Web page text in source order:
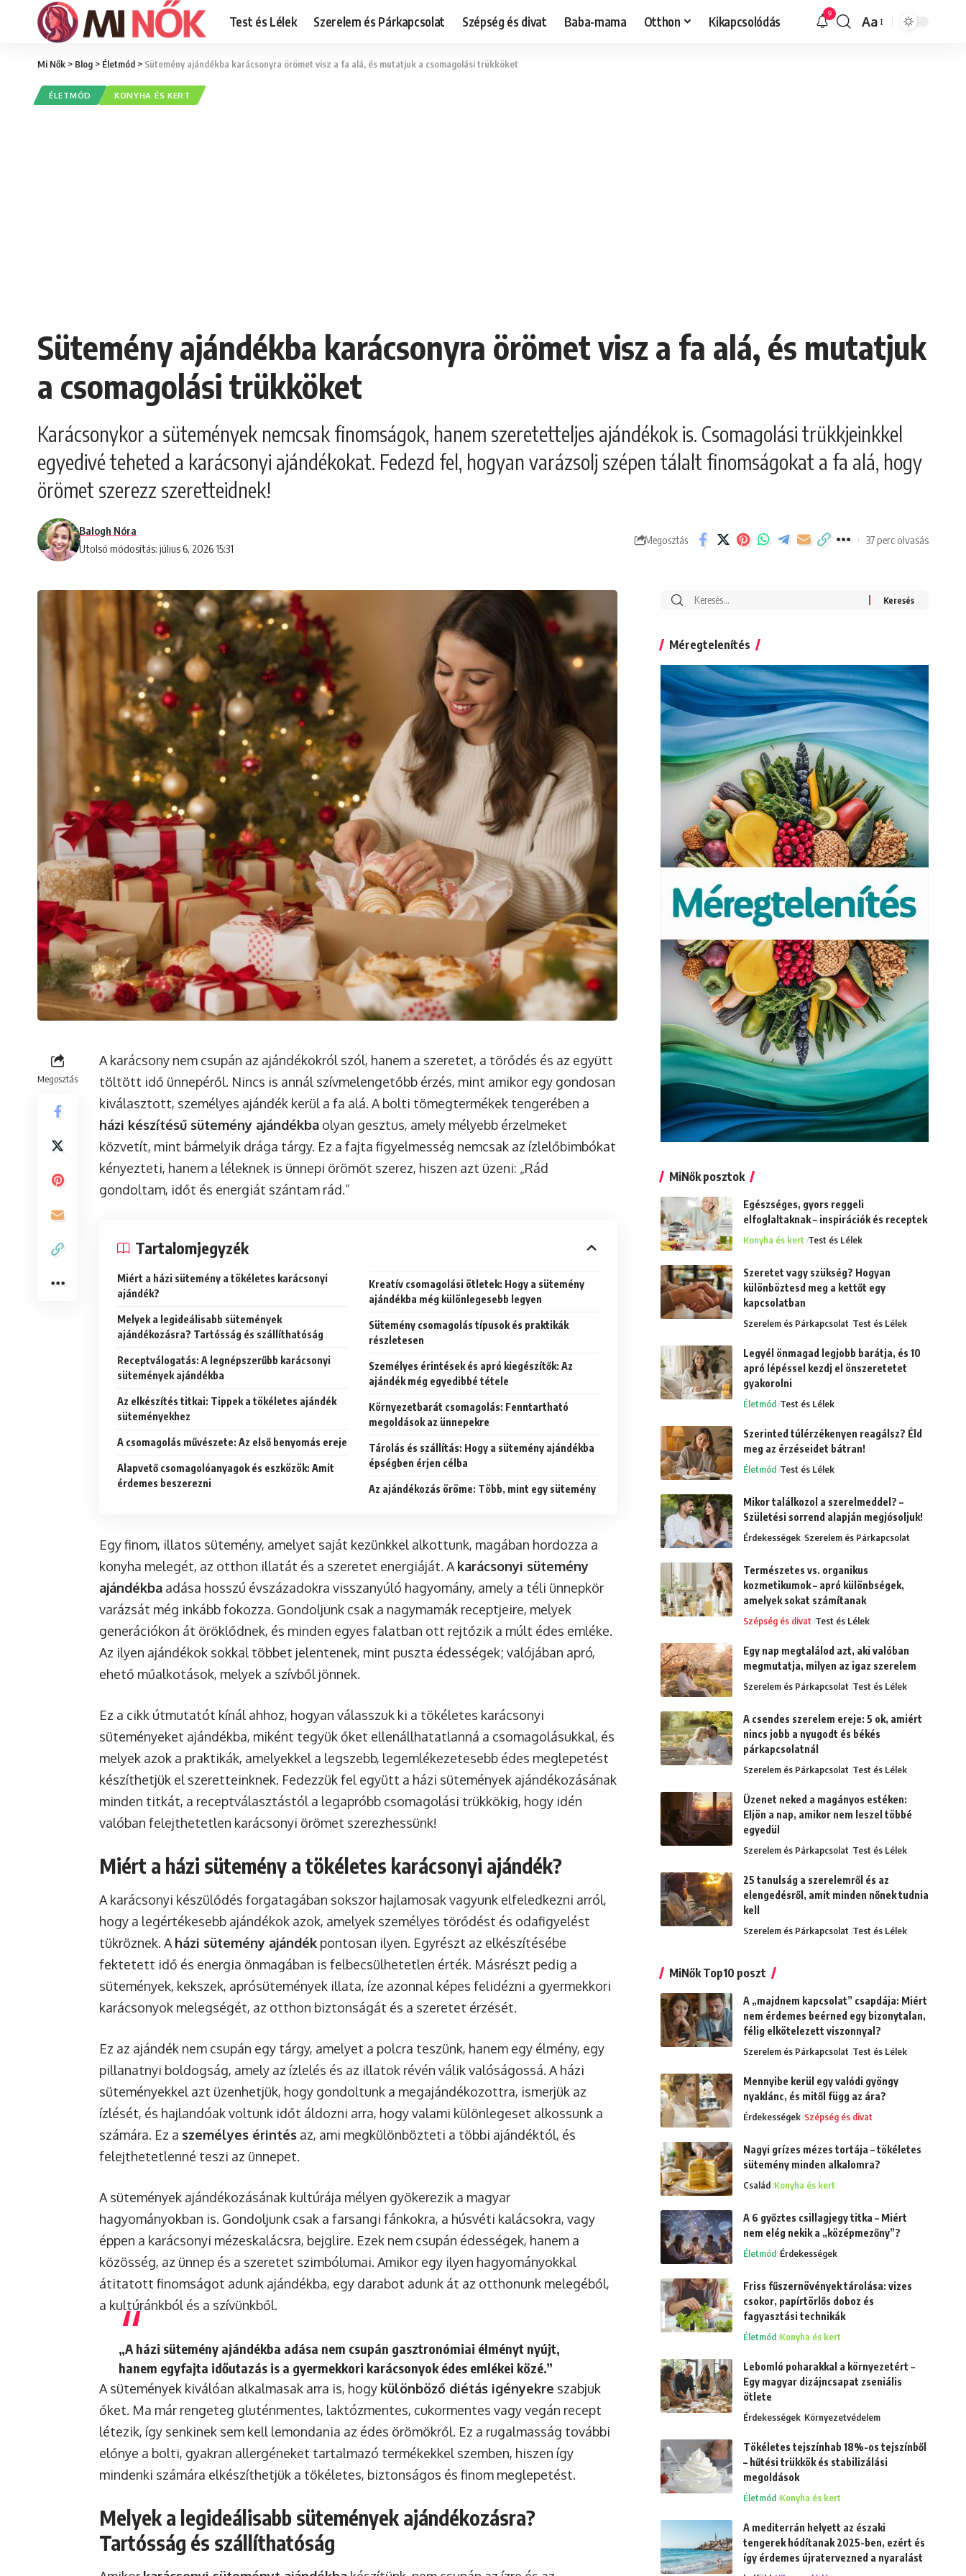
Test és Lélek Szerelem és Párkapcsolat Szépség és divat Baba-mama Otthon Kikapcsolódás 9
Font
Aa
Mi Nők > Blog > Életmód > Sütemény ajándékba karácsonyra örömet visz a fa alá, és mutatjuk a csomagolási trükköket
ÉLETMÓD KONYHA ÉS KERT
Sütemény ajándékba karácsonyra örömet visz a fa alá, és mutatjuk
a csomagolási trükköket
Karácsonykor a sütemények nemcsak finomságok, hanem szeretetteljes ajándékok is. Csomagolási trükkjeinkkel
egyedivé teheted a karácsonyi ajándékokat. Fedezd fel, hogyan varázsolj szépen tálalt finomságokat a fa alá, hogy
örömet szerezz szeretteidnek!
Utolsó módosítás: július 6, 2026 15:31
Balogh Nóra
Megosztás 37 perc olvasás
Megosztás
A karácsony nem csupán az ajándékokról szól, hanem a szeretet, a törődés és az együtt
töltött idő ünnepéről. Nincs is annál szívmelengetőbb érzés, mint amikor egy gondosan
kiválasztott, személyes ajándék kerül a fa alá. A bolti tömegtermékek tengerében a
házi készítésű sütemény ajándékba olyan gesztus, amely mélyebb érzelmeket
közvetít, mint bármelyik drága tárgy. Ez a fajta figyelmesség nemcsak az ízlelőbimbókat
kényezteti, hanem a léleknek is ünnepi örömöt szerez, hiszen azt üzeni: „Rád
gondoltam, időt és energiát szántam rád.”
Tartalomjegyzék
Miért a házi sütemény a tökéletes karácsonyi
ajándék?
Melyek a legideálisabb sütemények
ajándékozásra? Tartósság és szállíthatóság
Receptválogatás: A legnépszerűbb karácsonyi
sütemények ajándékba
Az elkészítés titkai: Tippek a tökéletes ajándék
süteményekhez
A csomagolás művészete: Az első benyomás ereje
Alapvető csomagolóanyagok és eszközök: Amit
érdemes beszerezni
Kreatív csomagolási ötletek: Hogy a sütemény
ajándékba még különlegesebb legyen
Sütemény csomagolás típusok és praktikák
részletesen
Személyes érintések és apró kiegészítők: Az
ajándék még egyedibbé tétele
Környezetbarát csomagolás: Fenntartható
megoldások az ünnepekre
Tárolás és szállítás: Hogy a sütemény ajándékba
épségben érjen célba
Az ajándékozás öröme: Több, mint egy sütemény
Egy finom, illatos sütemény, amelyet saját kezünkkel alkottunk, magában hordozza a
konyha melegét, az otthon illatát és a szeretet energiáját. A karácsonyi sütemény
ajándékba adása hosszú évszázadokra visszanyúló hagyomány, amely a téli ünnepkör
varázsát még inkább fokozza. Gondoljunk csak a nagymamák receptjeire, melyek
generációkon át öröklődnek, és minden egyes falatban ott rejtőzik a múlt édes emléke.
Az ilyen ajándékok sokkal többet jelentenek, mint puszta édességek; valójában apró,
ehető műalkotások, melyek a szívből jönnek.
Ez a cikk útmutatót kínál ahhoz, hogyan válasszuk ki a tökéletes karácsonyi
süteményeket ajándékba, miként tegyük őket ellenállhatatlanná a csomagolásukkal, és
melyek azok a praktikák, amelyekkel a legszebb, legemlékezetesebb édes meglepetést
készíthetjük el szeretteinknek. Fedezzük fel együtt a házi sütemények ajándékozásának
minden titkát, a receptválasztástól a legapróbb csomagolási trükkökig, hogy idén
valóban felejthetetlen karácsonyi örömet szerezhessünk!
Miért a házi sütemény a tökéletes karácsonyi ajándék?
A karácsonyi készülődés forgatagában sokszor hajlamosak vagyunk elfeledkezni arról,
hogy a legértékesebb ajándékok azok, amelyek személyes törődést és odafigyelést
tükröznek. A házi sütemény ajándék pontosan ilyen. Egyrészt az elkészítésébe
fektetett idő és energia önmagában is felbecsülhetetlen érték. Másrészt pedig a
sütemények, kekszek, aprósütemények illata, íze azonnal képes felidézni a gyermekkori
karácsonyok melegségét, az otthon biztonságát és a szeretet érzését.
Ez az ajándék nem csupán egy tárgy, amelyet a polcra teszünk, hanem egy élmény, egy
pillanatnyi boldogság, amely az ízlelés és az illatok révén válik valóságossá. A házi
süteményekkel azt üzenhetjük, hogy gondoltunk a megajándékozottra, ismerjük az
ízlését, és hajlandóak voltunk időt áldozni arra, hogy valami különlegeset alkossunk a
számára. Ez a személyes érintés az, ami megkülönbözteti a többi ajándéktól, és
felejthetetlenné teszi az ünnepet.
A sütemények ajándékozásának kultúrája mélyen gyökerezik a magyar
hagyományokban is. Gondoljunk csak a farsangi fánkokra, a húsvéti kalácsokra, vagy
éppen a karácsonyi mézeskalácsra, bejglire. Ezek nem csupán édességek, hanem a
közösség, az ünnep és a szeretet szimbólumai. Amikor egy ilyen hagyományokkal
átitatott finomságot adunk ajándékba, egy darabot adunk át az otthonunk melegéből,
a kultúránkból és a szívünkből.
„A házi sütemény ajándékba adása nem csupán gasztronómiai élményt nyújt,
hanem egyfajta időutazás is a gyermekkori karácsonyok édes emlékei közé.”
A sütemények kiválóan alkalmasak arra is, hogy különböző diétás igényekre szabjuk
őket. Ma már rengeteg gluténmentes, laktózmentes, cukormentes vagy vegán recept
létezik, így senkinek sem kell lemondania az édes örömökről. Ez a rugalmasság további
előnye a bolti, gyakran allergéneket tartalmazó termékekkel szemben, hiszen így
mindenki számára elkészíthetjük a tökéletes, biztonságos és finom meglepetést.
Melyek a legideálisabb sütemények ajándékozásra?
Tartósság és szállíthatóság
Search
Méregtelenítés
MiNők posztok
Egészséges, gyors reggeli
elfoglaltaknak – inspirációk és receptek
Konyha és kert Test és Lélek
Szeretet vagy szükség? Hogyan
különböztesd meg a kettőt egy
kapcsolatban
Szerelem és Párkapcsolat Test és Lélek
Legyél önmagad legjobb barátja, és 10
apró lépéssel kezdj el önszeretetet
gyakorolni
Életmód Test és Lélek
Szerinted túlérzékenyen reagálsz? Éld
meg az érzéseidet bátran!
Életmód Test és Lélek
Mikor találkozol a szerelmeddel? –
Születési sorrend alapján megjósoljuk!
Érdekességek Szerelem és Párkapcsolat
Természetes vs. organikus
kozmetikumok – apró különbségek,
amelyek sokat számítanak
Szépség és divat Test és Lélek
Egy nap megtalálod azt, aki valóban
megmutatja, milyen az igaz szerelem
Szerelem és Párkapcsolat Test és Lélek
A csendes szerelem ereje: 5 ok, amiért
nincs jobb a nyugodt és békés
párkapcsolatnál
Szerelem és Párkapcsolat Test és Lélek
Üzenet neked a magányos estéken:
Eljön a nap, amikor nem leszel többé
egyedül
Szerelem és Párkapcsolat Test és Lélek
25 tanulság a szerelemről és az
elengedésről, amit minden nőnek tudnia
kell
Szerelem és Párkapcsolat Test és Lélek
MiNők Top10 poszt
A „majdnem kapcsolat” csapdája: Miért
nem érdemes beérned egy bizonytalan,
félig elkötelezett viszonnyal?
Szerelem és Párkapcsolat Test és Lélek
Mennyibe kerül egy valódi gyöngy
nyaklánc, és mitől függ az ára?
Érdekességek Szépség és divat
Nagyi grízes mézes tortája – tökéletes
sütemény minden alkalomra?
Család Konyha és kert
A 6 győztes csillagjegy titka – Miért
nem elég nekik a „középmezőny”?
Életmód Érdekességek
Friss fűszernövények tárolása: vizes
csokor, papírtörlős doboz és
fagyasztási technikák
Életmód Konyha és kert
Lebomló poharakkal a környezetért –
Egy magyar dizájncsapat zseniális
ötlete
Érdekességek Környezetvédelem
Tökéletes tejszínhab 18%-os tejszínből
– hűtési trükkök és stabilizálási
megoldások
Életmód Konyha és kert
A mediterrán helyett az északi
tengerek hódítanak 2025-ben, ezért és
így érdemes újratervezned a nyaralást